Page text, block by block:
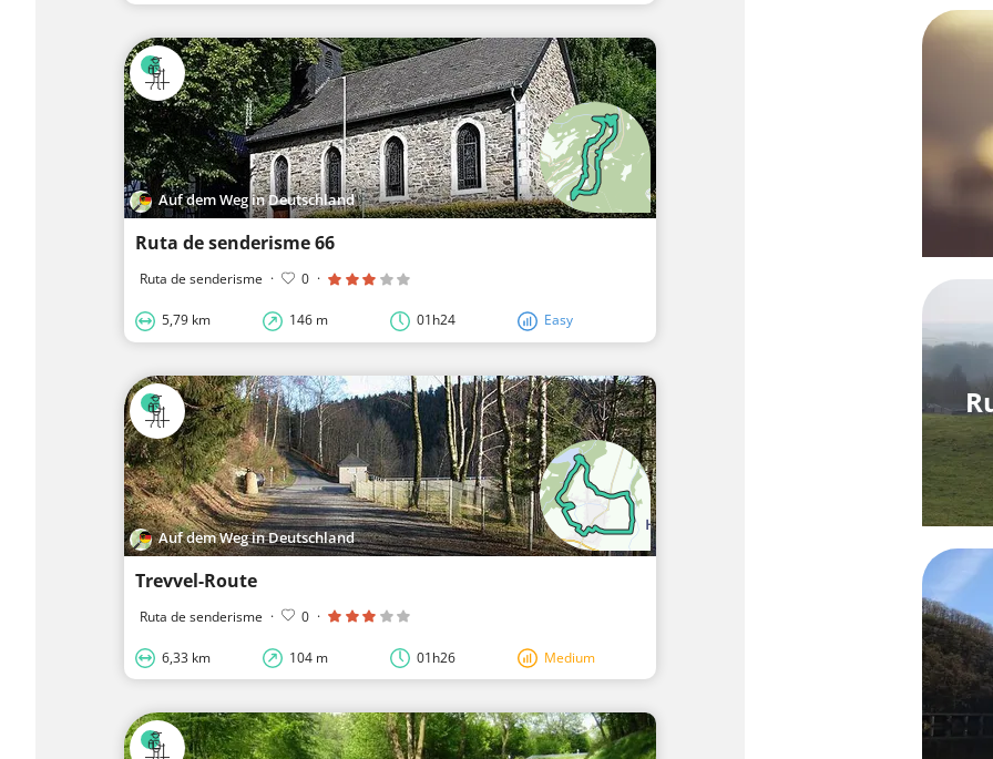
Auf dem Weg in Deutschland
Ruta de senderisme 66
Ruta de senderisme · 0 ·
5,79 km 146 m 01h24 Easy
Auf dem Weg in Deutschland
Trevvel-Route
Ruta de senderisme · 0 ·
6,33 km 104 m 01h26 Medium